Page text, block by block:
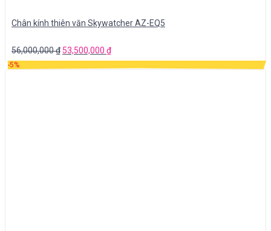
Chân kính thiên văn Skywatcher AZ-EQ5
56,000,000₫ 53,500,000 ₫
-5%